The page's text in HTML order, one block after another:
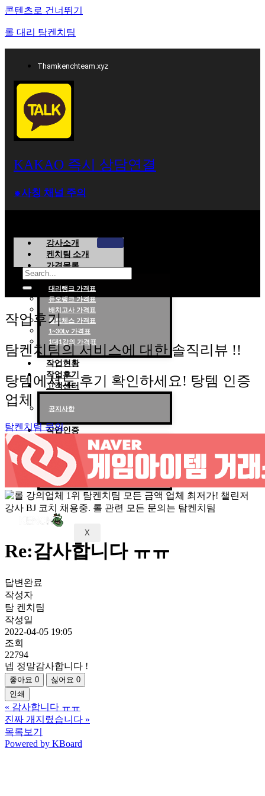
콘텐츠로 건너뛰기
롤 대리 탐켄치팀
Thamkenchteam.xyz
KAKAO 즉시 상담연결
⁕사칭 채널 주의
강사소개
켄치팀 소개
가격목록
대리랭크 가격표
듀오랭크 가격표
배치고사 가격표
롤토체스 가격표
1~30Lv 가격표
1대1강의 가격표
작업현황
작업후기
고객센터
공지사항
작업인증
천상계 작업인증
다이아 작업인증
브/실/골/플 작업인증
X
작업후기
탐켄치팀의 서비스에 대한 솔직리뷰 !!
탕템에서도 후기 확인하세요! 탕템 인증
업체
탐켄치팀 문의
Re:감사합니다 ㅠㅠ
답변완료
작성자
탐 켄치팀
작성일
2022-04-05 19:05
조회
22794
넵 정말감사합니다 !
좋아요 0 싫어요 0
인쇄
« 감사합니다 ㅠㅠ
진짜 개지렸습니다 »
목록보기
Powered by KBoard